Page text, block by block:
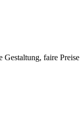
Gestaltung, faire Preise